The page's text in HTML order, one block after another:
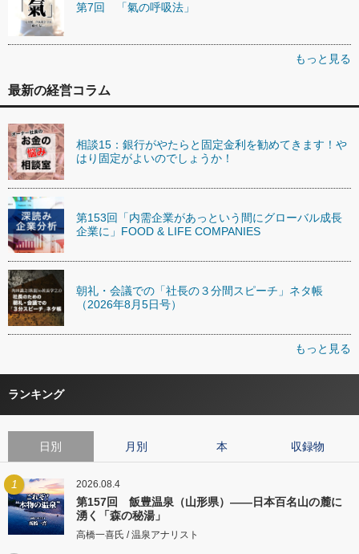
第7回 「氣の呼吸法」
もっと見る
最新の経営コラム
相談15：銀行がやたらと固定金利を勧めてきます！や
はり固定がよいのでしょうか！
第153回「内需企業があっという間にグローバル成長
企業に」FOOD & LIFE COMPANIES
朝礼・会議での「社長の３分間スピーチ」ネタ帳
（2026年8月5日号）
もっと見る
ランキング
日別 月別 本 収録物
1 2026.08.4
第157回 飯豊温泉（山形県）――日本百名山の麓に
湧く「森の秘湯」
高橋一喜氏 / 温泉アナリスト